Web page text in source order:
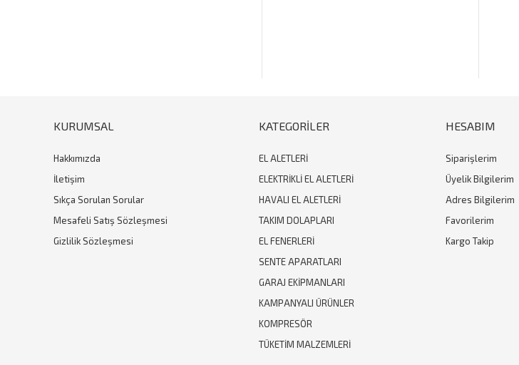
Gönder
KURUMSAL
Hakkımızda
İletişim
Sıkça Sorulan Sorular
Mesafeli Satış Sözleşmesi
Gizlilik Sözleşmesi
KATEGORİLER
EL ALETLERİ
ELEKTRİKLİ EL ALETLERİ
HAVALI EL ALETLERİ
TAKIM DOLAPLARI
EL FENERLERİ
SENTE APARATLARI
GARAJ EKİPMANLARI
KAMPANYALI ÜRÜNLER
KOMPRESÖR
TÜKETİM MALZEMLERİ
HESABIM
Siparişlerim
Üyelik Bilgilerim
Adres Bilgilerim
Favorilerim
Kargo Takip